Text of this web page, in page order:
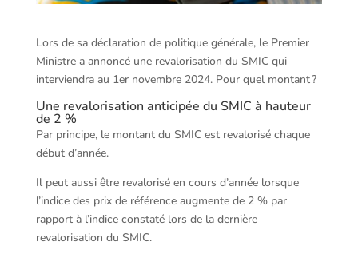
Lors de sa déclaration de politique générale, le Premier
Ministre a annoncé une revalorisation du SMIC qui
interviendra au 1er novembre 2024. Pour quel montant ?
Une revalorisation anticipée du SMIC à hauteur
de 2 %
Par principe, le montant du SMIC est revalorisé chaque
début d’année.
Il peut aussi être revalorisé en cours d’année lorsque
l’indice des prix de référence augmente de 2 % par
rapport à l’indice constaté lors de la dernière
revalorisation du SMIC.